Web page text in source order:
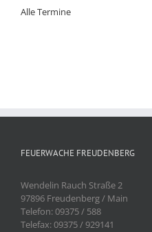
Alle Termine
FEUERWACHE FREUDENBERG
Wendelin Rauch Straße 2
97896 Freudenberg / Main
Telefon: 09375 / 588
Telefax: 09375 / 929141